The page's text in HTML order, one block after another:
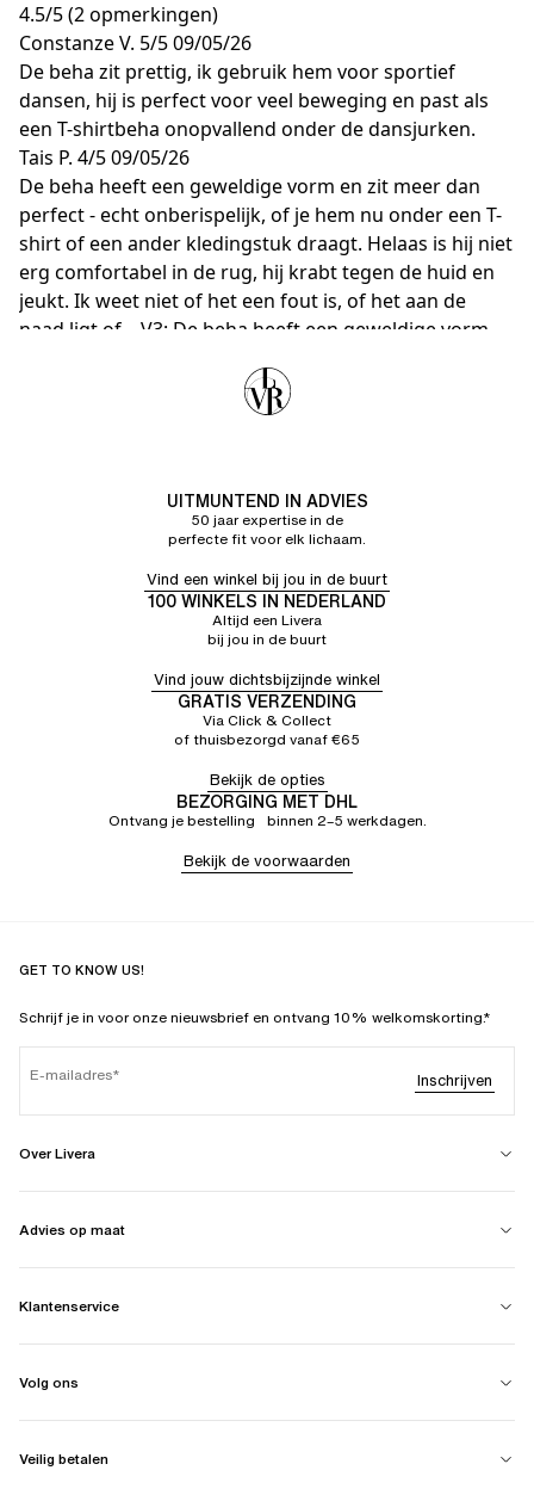
4.5/5(2 opmerkingen)
Constanze V. 5/509/05/26
De beha zit prettig, ik gebruik hem voor sportief
dansen, hij is perfect voor veel beweging en past als
een T-shirtbeha onopvallend onder de dansjurken.
Tais P. 4/509/05/26
De beha heeft een geweldige vorm en zit meer dan
perfect - echt onberispelijk, of je hem nu onder een T-
shirt of een ander kledingstuk draagt. Helaas is hij niet
erg comfortabel in de rug, hij krabt tegen de huid en
jeukt. Ik weet niet of het een fout is, of het aan de
naad ligt of... V3: De beha heeft een geweldige vorm
nu onder een T-shirt of een ander kledingstuk draagt.
Helaas is hij niet erg comfortabel in de rug, hij krabt
UITMUNTEND IN ADVIES
50 jaar expertise in de
perfecte fit voor elk lichaam.
Vind een winkel bij jou in de buurt
100 WINKELS IN NEDERLAND
Altijd een Livera
bij jou in de buurt
Vind jouw dichtsbijzijnde winkel
GRATIS VERZENDING
Via Click & Collect
of thuisbezorgd vanaf €65
Bekijk de opties
BEZORGING MET DHL
Ontvang je bestelling binnen 2–5 werkdagen.
Bekijk de voorwaarden
GET TO KNOW US!
Schrijf je in voor onze nieuwsbrief en ontvang 10% welkomskorting.*
E-mailadres Inschrijven
Over Livera
Advies op maat
Klantenservice
Volg ons
Veilig betalen